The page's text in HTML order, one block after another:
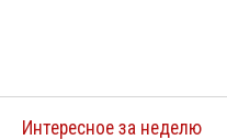
Интересное за неделю